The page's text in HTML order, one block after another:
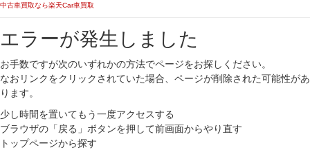
中古車買取なら楽天Car車買取
エラーが発生しました
お手数ですが次のいずれかの方法でページをお探しください。
なおリンクをクリックされていた場合、ページが削除された可能性があ
ります。
少し時間を置いてもう一度アクセスする
ブラウザの「戻る」ボタンを押して前画面からやり直す
トップページから探す